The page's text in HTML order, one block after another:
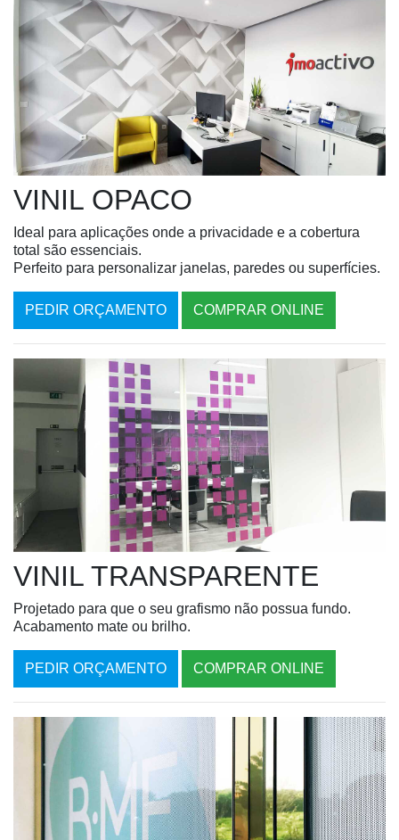
VINIL OPACO
Ideal para aplicações onde a privacidade e a cobertura
total são essenciais.
Perfeito para personalizar janelas, paredes ou superfícies.
PEDIR ORÇAMENTO COMPRAR ONLINE
VINIL TRANSPARENTE
Projetado para que o seu grafismo não possua fundo.
Acabamento mate ou brilho.
PEDIR ORÇAMENTO COMPRAR ONLINE